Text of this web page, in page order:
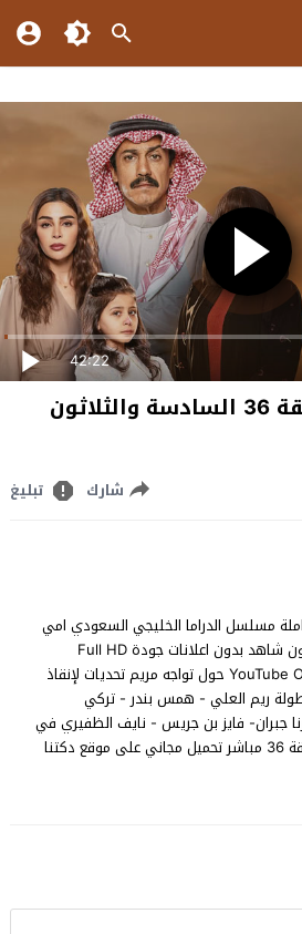
42:22
شارك تبليغ
امي الحلقة 36 كاملة مسلسل الدراما الخليجي السعودي امي
الحلقة 36 السادسة والثلاثون شاهد بدون اعلانات جودة Full HD
YouTube Online 1080p 720p 480p حول تواجه مريم تحديات لإنقاذ
ريم العلي - همس بندر - تركي
جبران- فايز بن جريس - نايف الظفيري في